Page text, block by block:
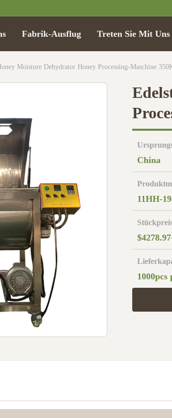
Fabrik-Ausflug Treten Sie Mit
Moisture Dehydrator Honey Processing-Maschine
China
11HH-